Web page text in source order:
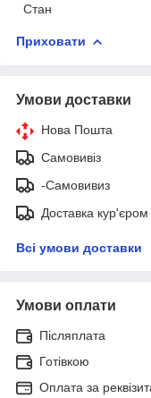
Стан
Приховати
Умови доставки
Нова Пошта
Самовивіз
-Самовивиз
Доставка кур'єром
Всі умови доставки
Умови оплати
Післяплата
Готівкою
Оплата за